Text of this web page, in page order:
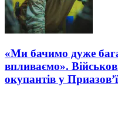
«Ми бачимо дуже
впливаємо».
окупантів у Приазов’ї